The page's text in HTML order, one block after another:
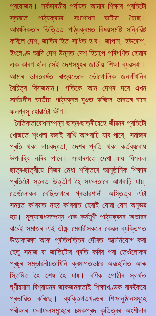
প্ৰয়োজন। সৰ্বভাৰতীয় পৰ্যায়ত আমাৰ শিক্ষাৰ প্ৰতিটো
স্তৰতে পাঠ্যক্ৰমৰ সংশোধন ঘটোৱা হৈছে।
আঞ্চলিকতাৰ ভিত্তিত পাঠ্যক্ৰমত বিষয়সমষ্টি সন্নিৱিষ্ট
কৰিলে দেশ, জাতিৰ হিত সাধিত হ'ব। জাপান, ইউৰোপ,
ইংলেণ্ড আদি দেশ উন্নত দেশ হিচাপে পৰিগণিত হোৱাৰ
এক কাৰণ হ'ল সেই দেশসমূহৰ জাতীয় শিক্ষা ব্যৱস্থা।
আমাৰ ভাৰতবৰ্ষত ৰাজ্যভেদে ভৌগোলিক জনগাঁথনিৰ
বৈচিত্ৰ বিৰাজমান। গতিকে আন দেশৰ দৰে এখন
সাৰ্বজনীন জাতীয় পাঠ্যক্ৰম যুগুত কৰিলে ভাৰতৰ বাবে
ফলপ্ৰসূ হোৱাটো ক্ষীণ।
নৈতিকতাবোধসম্পন্ন ছাত্ৰ-ছাত্ৰীয়েহে জীৱনৰ প্ৰতিটো
খোজতে শৃংখলা বজাই ৰাখি আগবাঢ়ি যাব পাৰে, সমাজৰ
প্ৰতি থকা দায়বদ্ধতা, দেশৰ প্ৰতি থকা কৰ্তব্যবোধ
উপলব্ধি কৰিব পাৰে। সাধাৰণতে দেখা যায় যিসকল
ছাত্ৰ-ছাত্ৰীয়ে নিজৰ মেধা শক্তিৰে আনুষ্ঠানিক শিক্ষাৰ
প্ৰতিটো স্তৰত উত্তীৰ্ণ হৈ সফলতাৰে আগবাঢ়ি যায়,
তেওঁলোকৰ বেছিভাগৰে প্ৰভাৱশালী অস্তিত্ব এটা
সময়ত ক'ৰবাত নহয় ক'ৰবাত হেৰাই যোৱা যেন অনুভৱ
হয়। মূল্যবোধসম্পন্ন এক কৰ্মমূখী পাঠ্যক্ৰমৰ অভাৱৰ
বাবেই সমাজৰ এই তীক্ষ্ণ মেধাৱীসকলে কেৱল ব্যক্তিগত
উচ্চাকাঙ্ক্ষা আৰু প্ৰতিপত্তিৰ দৌৰত আত্মনিয়োগ কৰা
হেতু সমাজ বা জাতিটোৰ প্ৰতি কৰিব পৰা তেওঁলোকৰ
প্ৰচুৰ সম্ভাৱনীয়তাখিনি ক্ৰমাগতভাৱে অৱহেলিত আৰু
স্তিমিত হৈ শেষ হৈ যায়। বণিক গোষ্ঠীৰ স্বাৰ্থত
ঘূৰ্ণীয়মান বিশ্বায়নৰ জাকজমকতাই শিক্ষাখণ্ডক বাৰুকৈয়ে
প্ৰভাৱিত কৰিছে। ব্যক্তিগতখণ্ডৰ শিক্ষানুষ্ঠানসমূহে
পৰীক্ষাৰ ফলাফলসমূহেৰে চমকপ্ৰদ কৃতিত্বৰ অংশীদাৰ